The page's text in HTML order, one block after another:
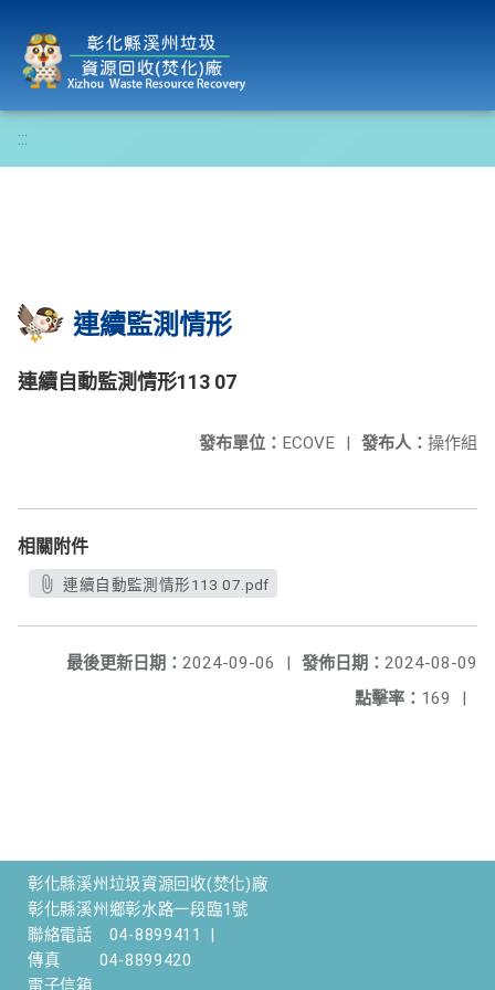
:::
連續監測情形
連續自動監測情形113 07
發布人： 操作組
發布單位： ECOVE |
相關附件
連續自動監測情形113 07.pdf
發佈日期： 2024-08-09
最後更新日期： 2024-09-06
|
點擊率： 169 |
彰化縣溪州垃圾資源回收(焚化)廠
彰化縣溪州鄉彰水路一段臨1號
聯絡電話
04-8899411
傳真
04-8899420
電子信箱